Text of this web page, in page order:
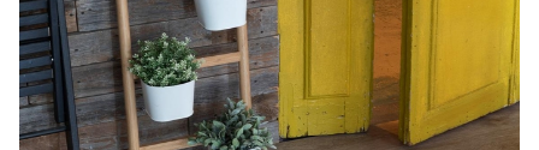
ТЕРРАСНАЯ ДОСКА
КОВРОВАЯ ПЛИТКА